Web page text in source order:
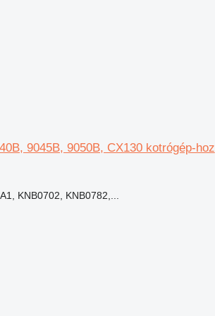
9045B, 9050B, CX130 kotrógép-hoz
KNB0702, KNB0782,...